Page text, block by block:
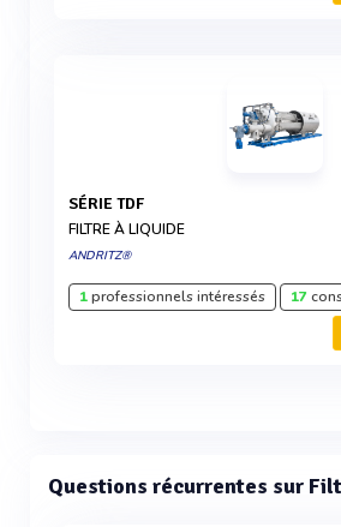
SÉRIE TDF
FILTRE À LIQUIDE
ANDRITZ®
1professionnels intéressés 17
Questions récurrentes sur